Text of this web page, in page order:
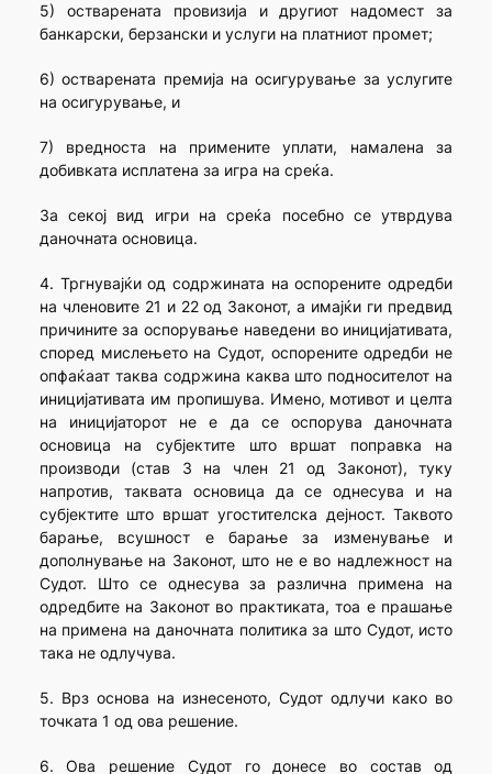
5) остварената провизија и другиот надомест за
банкарски, берзански и услуги на платниот промет;
6) остварената премија на осигурување за услугите
на осигурување, и
7) вредноста на примените уплати, намалена за
добивката исплатена за игра на среќа.
За секој вид игри на среќа посебно се утврдува
даночната основица.
4. Тргнувајќи од содржината на оспорените одредби
на членовите 21 и 22 од Законот, а имајќи ги предвид
причините за оспорување наведени во иницијативата,
според мислењето на Судот, оспорените одредби не
опфаќаат таква содржина каква што подносителот на
иницијативата им пропишува. Имено, мотивот и целта
на иницијаторот не е да се оспорува даночната
основица на субјектите што вршат поправка на
производи (став 3 на член 21 од Законот), туку
напротив, таквата основица да се однесува и на
субјектите што вршат угостителска дејност. Таквото
барање, всушност е барање за изменување и
дополнување на Законот, што не е во надлежност на
Судот. Што се однесува за различна примена на
одредбите на Законот во практиката, тоа е прашање
на примена на даночната политика за што Судот, исто
така не одлучува.
5. Врз основа на изнесеното, Судот одлучи како во
точката 1 од ова решение.
6. Ова решение Судот го донесе во состав од